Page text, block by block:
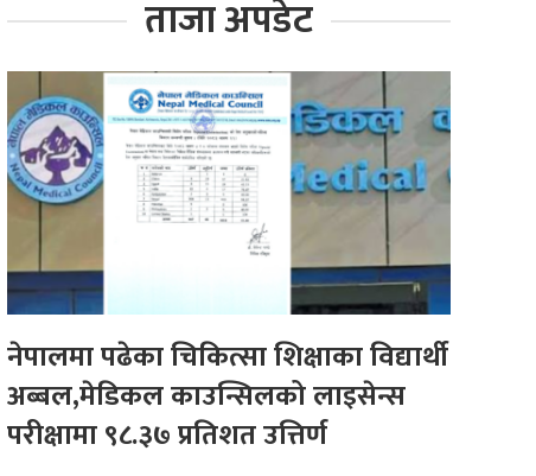
ताजा अपडेट
नेपालमा पढेका चिकित्सा शिक्षाका विद्यार्थी
अब्बल,मेडिकल काउन्सिलको लाइसेन्स
परीक्षामा ९८.३७ प्रतिशत उत्तिर्ण